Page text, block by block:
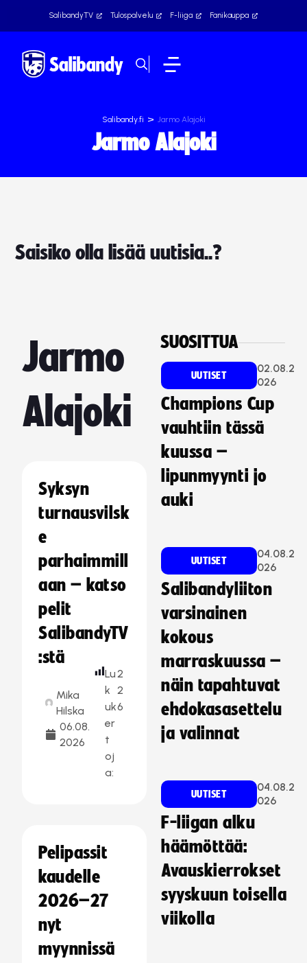
SalibandyTV Tulospalvelu F-liiga Fanikauppa
Salibandy.fi > Jarmo Alajoki
Jarmo Alajoki
Saisiko olla lisää uutisia..?
Jarmo
Alajoki
Syksyn
turnausvilsk
e
parhaimmill
aan – katso
pelit
SalibandyTV
:stä
Mika
Hilska
06.08.
2026
Lu
k
uk
er
t
oj
a:
2
2
6
Pelipassit
kaudelle
2026–27
nyt
myynnissä
SUOSITTUA
UUTISET
02.08.2
026
Champions Cup
vauhtiin tässä
kuussa –
lipunmyynti jo
auki
UUTISET
04.08.2
026
Salibandyliiton
varsinainen
kokous
marraskuussa –
näin tapahtuvat
ehdokasasettelu
ja valinnat
UUTISET
04.08.2
026
F-liigan alku
häämöttää:
Avauskierrokset
syyskuun toisella
viikolla